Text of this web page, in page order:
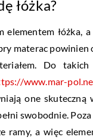
łóżka?
elementem
materac
Do
www.mar-
one
swobodnie.
ramy, a więc